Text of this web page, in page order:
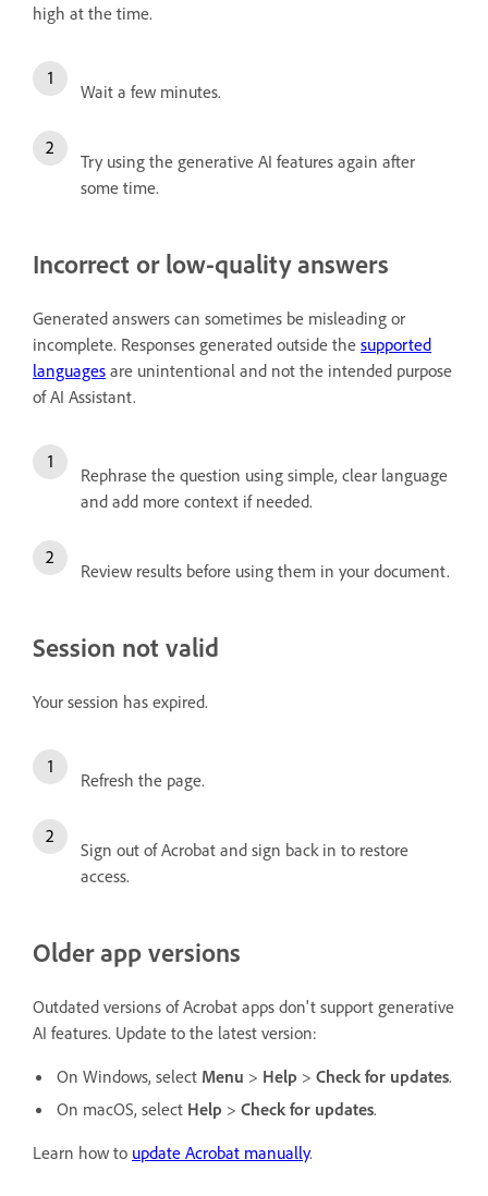
high at the time.
Wait a few minutes.
Try using the generative AI features again after
some time.
Incorrect or low-quality answers
Generated answers can sometimes be misleading or
incomplete. Responses generated outside the supported
languages are unintentional and not the intended purpose
of AI Assistant.
Rephrase the question using simple, clear language
and add more context if needed.
Review results before using them in your document.
Session not valid
Your session has expired.
Refresh the page.
Sign out of Acrobat and sign back in to restore
access.
Older app versions
Outdated versions of Acrobat apps don't support generative
AI features. Update to the latest version:
On Windows, select Menu > Help > Check for updates.
On macOS, select Help > Check for updates.
Learn how to update Acrobat manually.